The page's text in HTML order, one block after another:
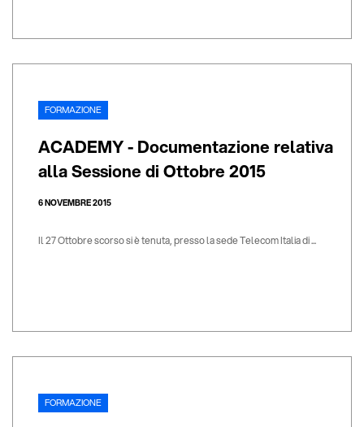
FORMAZIONE
ACADEMY - Documentazione relativa
alla Sessione di Ottobre 2015
6 NOVEMBRE 2015
Il 27 Ottobre scorso si è tenuta, presso la sede Telecom Italia di ...
FORMAZIONE